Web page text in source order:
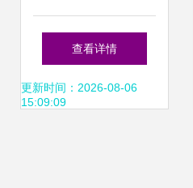
采购指南 厂家、价
格、供应与终端零
查看详情
更新时间：2026-08-06
15:09:09